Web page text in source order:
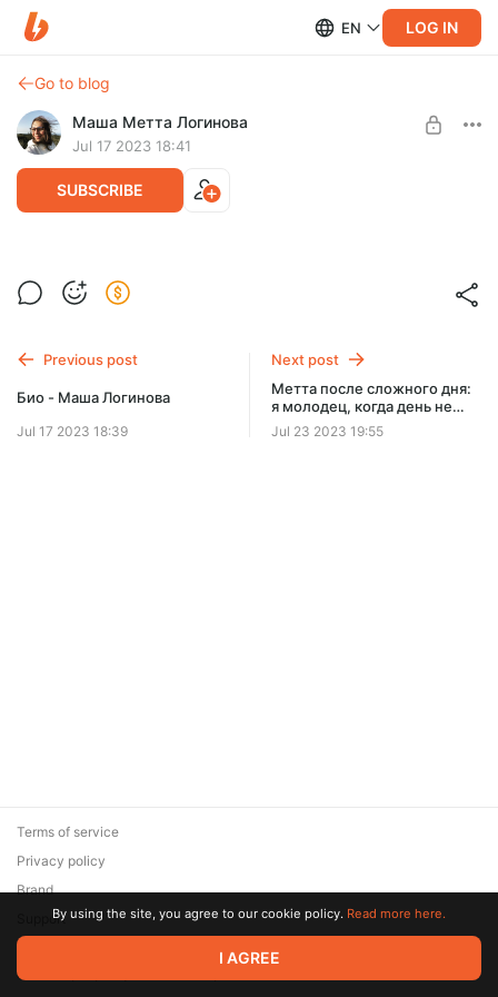
EN LOG IN
Go to blog
Маша Метта Логинова
Jul 17 2023 18:41
SUBSCRIBE
Что такое живые осознанные встречи?
SUBSCRIBE
Previous post
Био - Маша Логинова
Jul 17 2023 18:39
Next post
Метта после сложного дня:
я молодец, когда день не
задался, я молодец, когда
сделал что-то хорошее
Jul 23 2023 19:55
© 2026 Zaya Solutions Limited. All rights reserved. All trademarks
are the property of their respective owners.
Terms of service
Privacy policy
Brand
SupportBy using the site, you agree to our cookie policy. Read more here.
I AGREE